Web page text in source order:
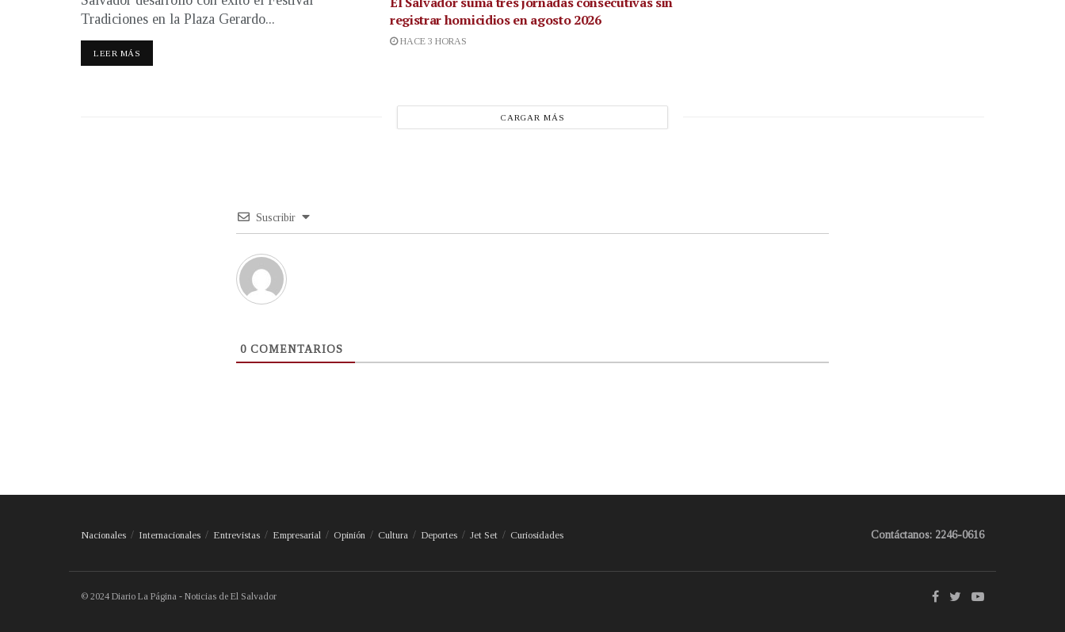
Tradiciones en la Plaza Gerardo...
LEER MÁS
registrar homicidios en agosto 2026
HACE 3 HORAS
CARGAR MÁS
Suscribir
0 COMENTARIOS
Nacionales Internacionales Entrevistas Empresarial Opinión Cultura Deportes Jet Set Curiosidades Contáctanos: 2246-0616
© 2024 Diario La Página - Noticias de El Salvador